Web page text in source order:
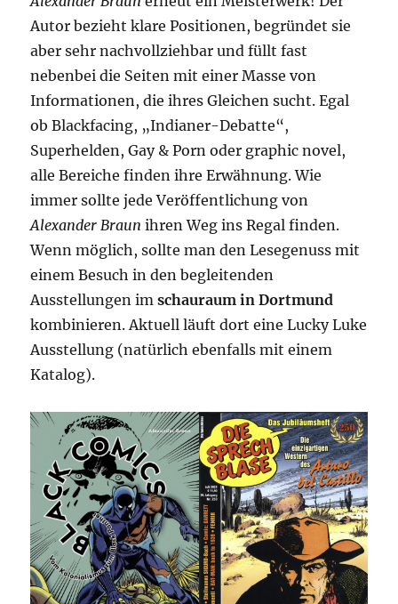
Autor bezieht klare Positionen, begründet sie
aber sehr nachvollziehbar und füllt fast
nebenbei die Seiten mit einer Masse von
Informationen, die ihres Gleichen sucht. Egal
ob Blackfacing, „Indianer-Debatte“,
Superhelden, Gay & Porn oder graphic novel,
alle Bereiche finden ihre Erwähnung. Wie
immer sollte jede Veröffentlichung von
Alexander Braun ihren Weg ins Regal finden.
Wenn möglich, sollte man den Lesegenuss mit
einem Besuch in den begleitenden
Ausstellungen imschauraum in Dortmund
kombinieren. Aktuell läuft dort eine Lucky Luke
Ausstellung (natürlich ebenfalls mit einem
Katalog).